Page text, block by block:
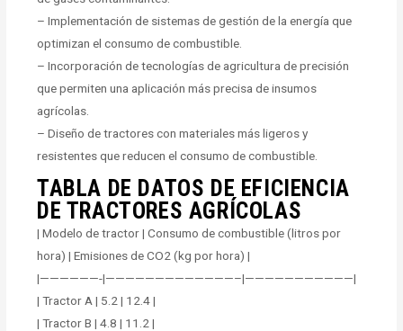
– Implementación de sistemas de gestión de la energía que
optimizan el consumo de combustible.
– Incorporación de tecnologías de agricultura de precisión
que permiten una aplicación más precisa de insumos
agrícolas.
– Diseño de tractores con materiales más ligeros y
resistentes que reducen el consumo de combustible.
TABLA DE DATOS DE EFICIENCIA
DE TRACTORES AGRÍCOLAS
| Modelo de tractor | Consumo de combustible (litros por
hora) | Emisiones de CO2 (kg por hora) |
|——————-|—————————————–|———————————|
| Tractor A | 5.2 | 12.4 |
| Tractor B | 4.8 | 11.2 |